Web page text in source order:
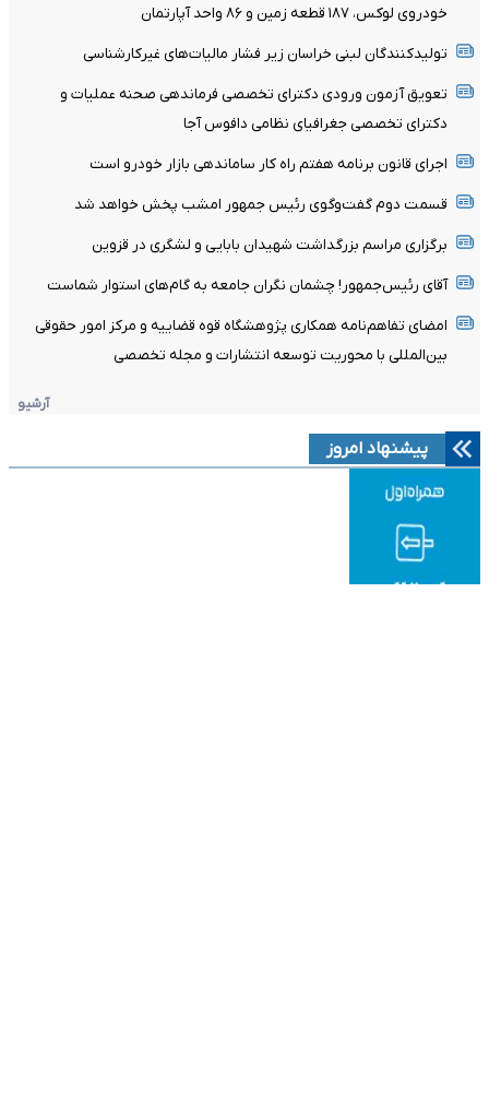
خودروی لوکس، ۱۸۷ قطعه زمین و ۸۶ واحد آپارتمان
تولیدکنندگان لبنی خراسان زیر فشار مالیات‌های غیرکارشناسی
تعویق آزمون ورودی دکترای تخصصی فرماندهی صحنه عملیات و
دکترای تخصصی جغرافیای نظامی دافوس آجا
اجرای قانون برنامه هفتم راه کار ساماندهی بازار خودرو است
قسمت دوم گفت‌وگوی رئیس جمهور امشب پخش خواهد شد
برگزاری مراسم بزرگداشت شهیدان بابایی و لشگری در قزوین
آقای رئیس‌جمهور! چشمان نگران جامعه به گام‌های استوار شماست
امضای تفاهم‌نامه همکاری پژوهشگاه قوه قضاییه و مرکز امور حقوقی
بین‌المللی با محوریت توسعه انتشارات و مجله تخصصی
آرشیو
پیشنهاد امروز